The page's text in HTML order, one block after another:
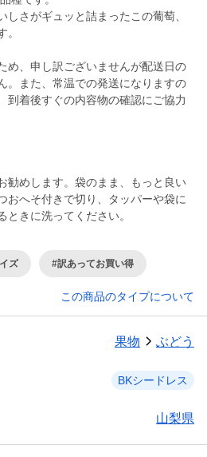
しさがギュッと詰まったこの葡萄、
。
め、申し訳ございませんが配送日の
。また、常温での発送になりますの
到着後すぐの内容物の確認にご協力
勧めします。袋のまま、もっと良い
おへそ付きで切り、タッパーや袋に
ときに洗ってください。
ズ #訳あってお買い得
この商品のタイプについて
果物 ぶどう
BKシードレス
山梨県